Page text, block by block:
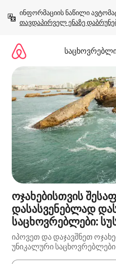
გადასვლა
თავდაპირველ ენაზე
ოჯახებისთვის
დასასვენებლად
საცხოვრებლები:
იპოვეთ და დაჯავშნეთ
უნიკალური საცხოვრებლები